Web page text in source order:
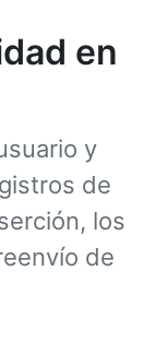
en
y
de
los
de